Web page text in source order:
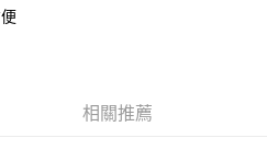
，即可結帳。
付款。
相關推薦